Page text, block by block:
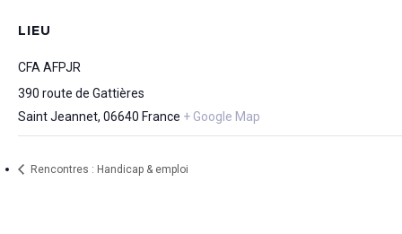
LIEU
CFA AFPJR
390 route de Gattières
Saint Jeannet, 06640 France + Google Map
Rencontres : Handicap & emploi